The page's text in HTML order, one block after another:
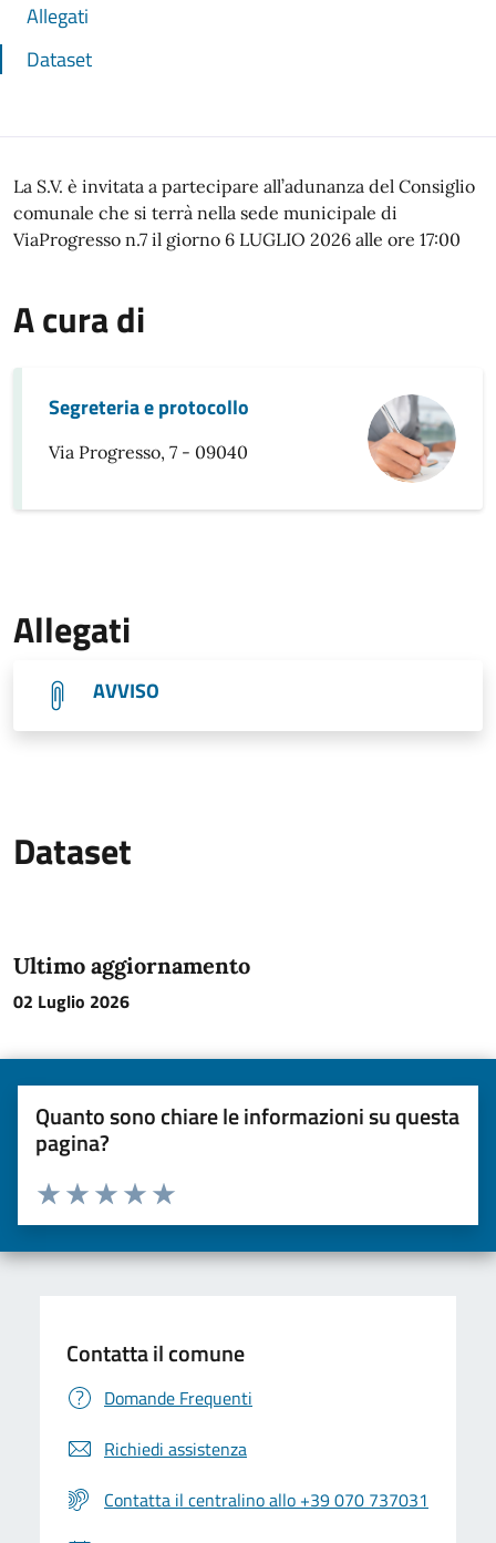
Allegati
Dataset
La S.V. è invitata a partecipare all’adunanza del Consiglio
comunale che si terrà nella sede municipale di
ViaProgresso n.7 il giorno 6 LUGLIO 2026 alle ore 17:00
A cura di
Segreteria e protocollo
Via Progresso, 7 - 09040
Allegati
AVVISO
Dataset
Ultimo aggiornamento
02 Luglio 2026
Quanto sono chiare le informazioni su questa
pagina?
Valuta da 1 a 5 stelle la pagina
Valuta 5 stelle su 5
Valuta 4 stelle su 5
Valuta 3 stelle su 5
Valuta 2 stelle su 5
Valuta una stella su 5
Contatta il comune
Domande Frequenti
Richiedi assistenza
Contatta il centralino allo +39 070 737031